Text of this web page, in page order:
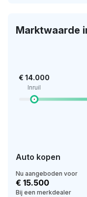
Marktwaarde
€ 14.000
Inruil
Auto kopen
Nu aangeboden voor
€ 15.500
Bij een merkdealer